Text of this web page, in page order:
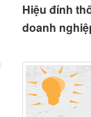
Hiệu đính
doanh